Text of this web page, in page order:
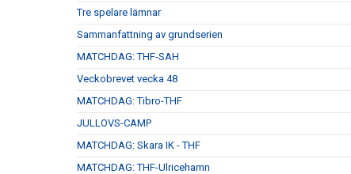
Tre spelare lämnar
Sammanfattning av grundserien
MATCHDAG: THF-SAH
Veckobrevet vecka 48
MATCHDAG: Tibro-THF
JULLOVS-CAMP
MATCHDAG: Skara IK - THF
MATCHDAG: THF-Ulricehamn